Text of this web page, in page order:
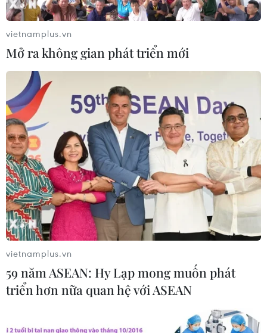
Bình Dương: Ra mắt Trạm y tế lưu động
trong doanh nghiệp
17/09/2021 08:39
Trạm y tế lưu động trang bị đầy đủ bình oxy, thuốc
kháng đông, thuốc Corticoid và các túi thuốc cho F0
không triệu chứng và có triệu chứng, cùng phần mềm
quản lý truy vết COVID-19.
vietnamplus.vn
Mở ra không gian phát triển mới
vietnamplus.vn
59 năm ASEAN: Hy Lạp mong muốn phát
triển hơn nữa quan hệ với ASEAN